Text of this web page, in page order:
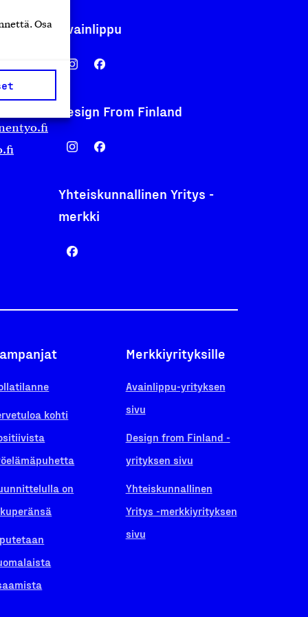
Osa Avainlippu
Design From Finland
Yhteiskunnallinen Yritys -
merkki
kohti
on
Merkkiyrityksille
Avainlippu-yrityksen
sivu
Design from Finland -
yrityksen sivu
Yhteiskunnallinen
Yritys -merkkiyrityksen
sivu